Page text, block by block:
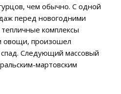
чем обычно. С одной
перед новогодними
комплексы
овощи, произошел
Следующий массовый
мартовским